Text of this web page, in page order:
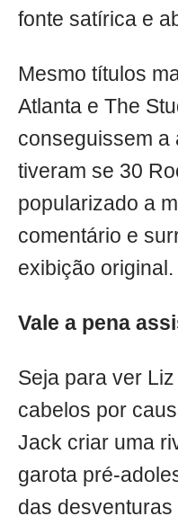
fonte satírica e
Mesmo títulos
Atlanta e The
conseguissem a
tiveram se 30
popularizado a
comentário e
exibição original.
Vale a pena
Seja para ver
cabelos por
Jack criar uma
garota pré-
das